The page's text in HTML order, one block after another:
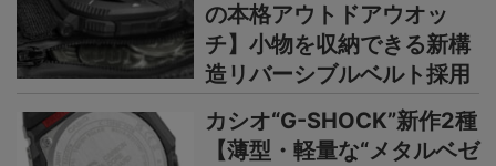
の本格アウトドアウオッ
チ】小物を収納できる新構
造リバーシブルベルト採用
カシオ“G-SHOCK”新作2種
【薄型・軽量な“メタルベゼ